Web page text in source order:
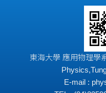
東海大學 應用物理學
E-mail :